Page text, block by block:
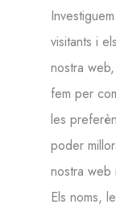
visitants i
nostra
fem per
les
poder
nostra web
Els noms,